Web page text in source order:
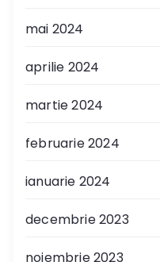
mai 2024
aprilie 2024
martie 2024
februarie 2024
ianuarie 2024
decembrie 2023
noiembrie 2023